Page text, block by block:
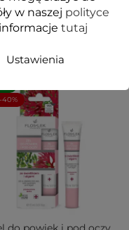
Dodaj do koszyka
40%
w naszej polityce
tutaj
Ustawienia